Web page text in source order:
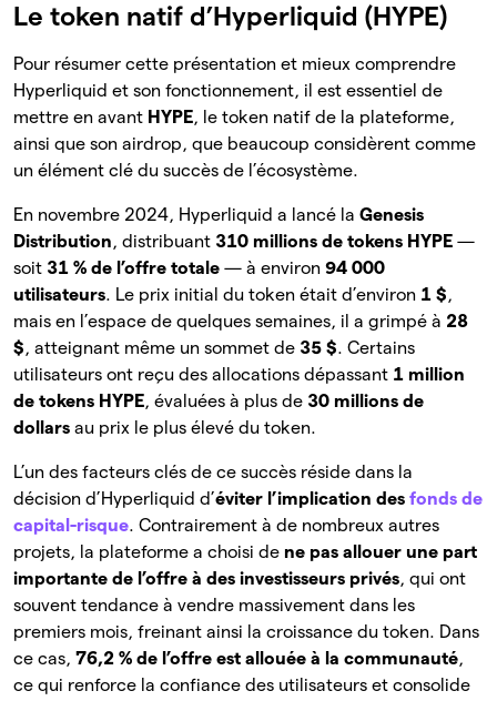
Le token natif d’Hyperliquid (HYPE)
Pour résumer cette présentation et mieux comprendre
Hyperliquid et son fonctionnement, il est essentiel de
mettre en avant HYPE, le token natif de la plateforme,
ainsi que son airdrop, que beaucoup considèrent comme
un élément clé du succès de l’écosystème.
En novembre 2024, Hyperliquid a lancé la Genesis
Distribution, distribuant 310 millions de tokens HYPE —
soit 31 % de l’offre totale — à environ 94 000
utilisateurs. Le prix initial du token était d’environ 1 $,
mais en l’espace de quelques semaines, il a grimpé à 28
$, atteignant même un sommet de 35 $. Certains
utilisateurs ont reçu des allocations dépassant 1 million
de tokens HYPE, évaluées à plus de 30 millions de
dollars au prix le plus élevé du token.
L’un des facteurs clés de ce succès réside dans la
décision d’Hyperliquid d’éviter l’implication des fonds de
capital-risque. Contrairement à de nombreux autres
projets, la plateforme a choisi de ne pas allouer une part
importante de l’offre à des investisseurs privés, qui ont
souvent tendance à vendre massivement dans les
premiers mois, freinant ainsi la croissance du token. Dans
ce cas, 76,2 % de l’offre est allouée à la communauté,
ce qui renforce la confiance des utilisateurs et consolide